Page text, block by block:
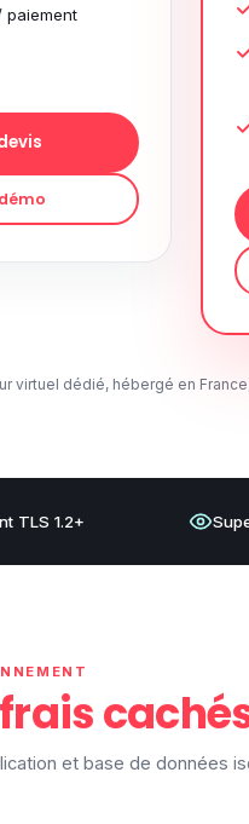
paiement
virtuel dédié, hébergé en
TLS 1.2+
et base de données